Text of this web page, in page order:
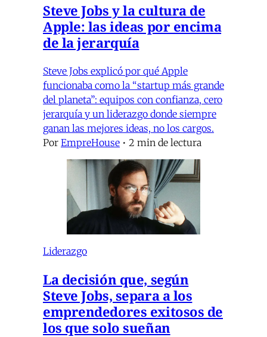
Steve Jobs y la cultura de
Apple: las ideas por encima
de la jerarquía
Steve Jobs explicó por qué Apple
funcionaba como la “startup más grande
del planeta”: equipos con confianza, cero
jerarquía y un liderazgo donde siempre
ganan las mejores ideas, no los cargos.
Por EmpreHouse • 2 min de lectura
Liderazgo
La decisión que, según
Steve Jobs, separa a los
emprendedores exitosos de
los que solo sueñan